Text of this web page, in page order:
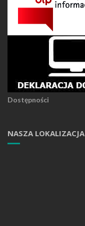
Dostępności
NASZA LOKALIZACJA